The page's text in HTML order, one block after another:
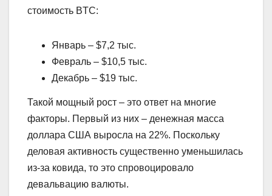
стоимость BTC:
Январь – $7,2 тыс.
Февраль – $10,5 тыс.
Декабрь – $19 тыс.
Такой мощный рост – это ответ на многие
факторы. Первый из них – денежная масса
доллара США выросла на 22%. Поскольку
деловая активность существенно уменьшилась
из-за ковида, то это спровоцировало
девальвацию валюты.